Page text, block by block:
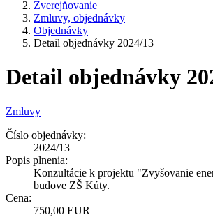
Zverejňovanie
Zmluvy, objednávky
Objednávky
Detail objednávky 2024/13
Detail objednávky
Zmluvy
Číslo objednávky:
2024/13
Popis plnenia:
Konzultácie k projektu "Zvyšovanie
budove ZŠ Kúty.
Cena:
750,00 EUR